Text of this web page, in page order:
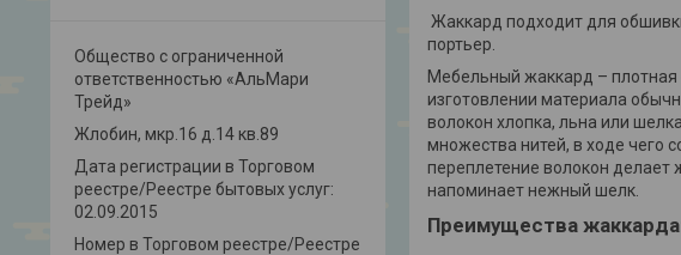
Жаккард подходит для
портьер.
Мебельный жаккард – плотная
изготовлении материала
волокон хлопка, льна или
множества нитей, в ходе чего
переплетение волокон делает
напоминает нежный шелк.
Преимущества
Общество с ограниченной
ответственностью «АльМари
Трейд»
Жлобин, мкр.16 д.14 кв.89
Дата регистрации в Торговом
реестре/Реестре бытовых услуг:
02.09.2015
Номер в Торговом реестре/Реестре